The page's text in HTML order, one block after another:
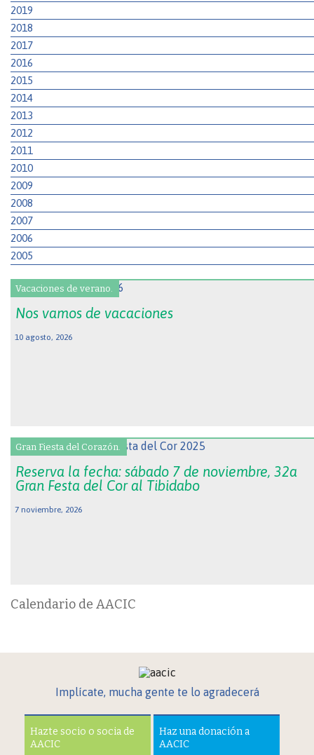
2019
2018
2017
2016
2015
2014
2013
2012
2011
2010
2009
2008
2007
2006
2005
Vacaciones de verano.
Nos vamos de vacaciones
10 agosto, 2026
Gran Fiesta del Corazón.
Reserva la fecha: sábado 7 de noviembre, 32a
Gran Festa del Cor al Tibidabo
7 noviembre, 2026
Calendario de AACIC
Implícate, mucha gente te lo agradecerá
Hazte socio o socia de
AACIC
Haz una donación a
AACIC